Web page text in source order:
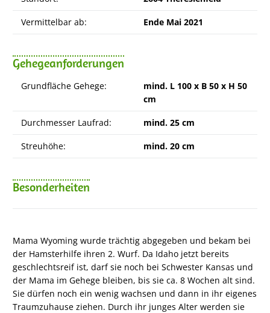
Vermittelbar ab: Ende Mai 2021
Gehegeanforderungen
Grundfläche Gehege:
mind. L 100 x B 50 x H 50
cm
Durchmesser Laufrad: mind. 25 cm
Streuhöhe: mind. 20 cm
Besonderheiten
Mama Wyoming wurde trächtig abgegeben und bekam bei
der Hamsterhilfe ihren 2. Wurf. Da Idaho jetzt bereits
geschlechtsreif ist, darf sie noch bei Schwester Kansas und
der Mama im Gehege bleiben, bis sie ca. 8 Wochen alt sind.
Sie dürfen noch ein wenig wachsen und dann in ihr eigenes
Traumzuhause ziehen. Durch ihr junges Alter werden sie